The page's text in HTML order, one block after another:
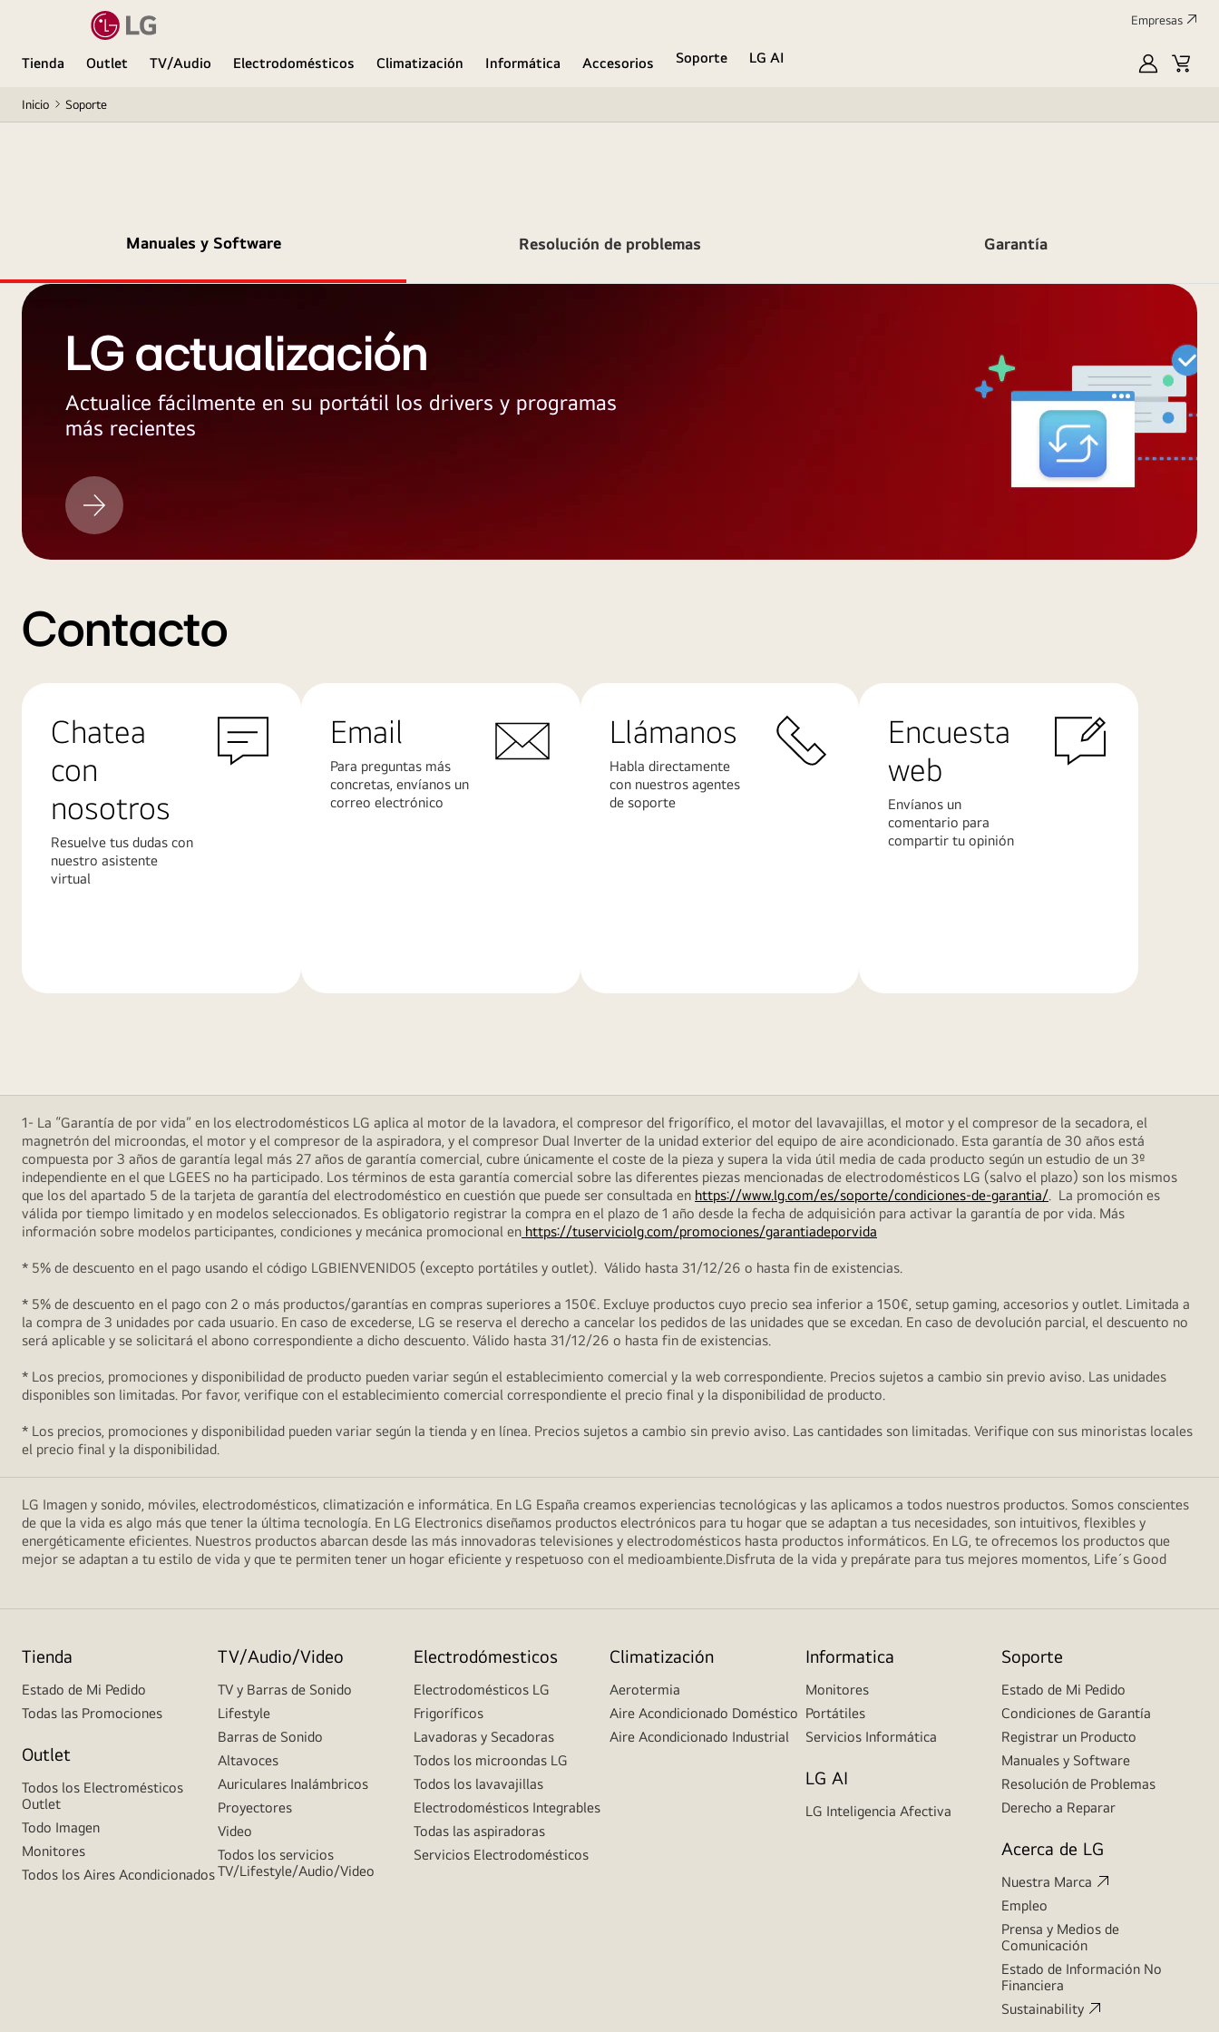
Empresas
Tienda Outlet TV/Audio Electrodomésticos Climatización Informática Accesorios Soporte
LG AI
MyLG
Inicio Soporte
Manuales y Software Resolución de problemas Garantía
LG actualización
Actualice fácilmente en su portátil los drivers y programas
más recientes
LG
actualización
Contacto
Chatea
con
nosotros
Resuelve tus dudas con
nuestro asistente
virtual
Email
Para preguntas más
concretas, envíanos un
correo electrónico
Llámanos
Habla directamente
con nuestros agentes
de soporte
Encuesta
web
Envíanos un
comentario para
compartir tu opinión
1- La “Garantía de por vida” en los electrodomésticos LG aplica al motor de la lavadora, el compresor del frigorífico, el motor del lavavajillas, el motor y el compresor de la secadora, el
magnetrón del microondas, el motor y el compresor de la aspiradora, y el compresor Dual Inverter de la unidad exterior del equipo de aire acondicionado. Esta garantía de 30 años está
compuesta por 3 años de garantía legal más 27 años de garantía comercial, cubre únicamente el coste de la pieza y supera la vida útil media de cada producto según un estudio de un 3º
independiente en el que LGEES no ha participado. Los términos de esta garantía comercial sobre las diferentes piezas mencionadas de electrodomésticos LG (salvo el plazo) son los mismos
que los del apartado 5 de la tarjeta de garantía del electrodoméstico en cuestión que puede ser consultada en https://www.lg.com/es/soporte/condiciones-de-garantia/. La promoción es
válida por tiempo limitado y en modelos seleccionados. Es obligatorio registrar la compra en el plazo de 1 año desde la fecha de adquisición para activar la garantía de por vida. Más
información sobre modelos participantes, condiciones y mecánica promocional en https://tuserviciolg.com/promociones/garantiadeporvida
* 5% de descuento en el pago usando el código LGBIENVENIDO5 (excepto portátiles y outlet). Válido hasta 31/12/26 o hasta fin de existencias.
* 5% de descuento en el pago con 2 o más productos/garantías en compras superiores a 150€. Excluye productos cuyo precio sea inferior a 150€, setup gaming, accesorios y outlet. Limitada a
la compra de 3 unidades por cada usuario. En caso de excederse, LG se reserva el derecho a cancelar los pedidos de las unidades que se excedan. En caso de devolución parcial, el descuento no
será aplicable y se solicitará el abono correspondiente a dicho descuento. Válido hasta 31/12/26 o hasta fin de existencias.
* Los precios, promociones y disponibilidad de producto pueden variar según el establecimiento comercial y la web correspondiente. Precios sujetos a cambio sin previo aviso. Las unidades
disponibles son limitadas. Por favor, verifique con el establecimiento comercial correspondiente el precio final y la disponibilidad de producto.
* Los precios, promociones y disponibilidad pueden variar según la tienda y en línea. Precios sujetos a cambio sin previo aviso. Las cantidades son limitadas. Verifique con sus minoristas locales
el precio final y la disponibilidad.
LG Imagen y sonido, móviles, electrodomésticos, climatización e informática. En LG España creamos experiencias tecnológicas y las aplicamos a todos nuestros productos. Somos conscientes
de que la vida es algo más que tener la última tecnología. En LG Electronics diseñamos productos electrónicos para tu hogar que se adaptan a tus necesidades, son intuitivos, flexibles y
energéticamente eficientes. Nuestros productos abarcan desde las más innovadoras televisiones y electrodomésticos hasta productos informáticos. En LG, te ofrecemos los productos que
mejor se adaptan a tu estilo de vida y que te permiten tener un hogar eficiente y respetuoso con el medioambiente.Disfruta de la vida y prepárate para tus mejores momentos, Life´s Good
Tienda
Estado de Mi Pedido
Todas las Promociones
Outlet
Todos los Electromésticos
Outlet
Todo Imagen
Monitores
Todos los Aires Acondicionados
TV/Audio/Video
TV y Barras de Sonido
Lifestyle
Barras de Sonido
Altavoces
Auriculares Inalámbricos
Proyectores
Video
Todos los servicios
TV/Lifestyle/Audio/Video
Electrodómesticos
Electrodomésticos LG
Frigoríficos
Lavadoras y Secadoras
Todos los microondas LG
Todos los lavavajillas
Electrodomésticos Integrables
Todas las aspiradoras
Servicios Electrodomésticos
Climatización
Aerotermia
Aire Acondicionado Doméstico
Aire Acondicionado Industrial
Informatica
Monitores
Portátiles
Servicios Informática
LG AI
LG Inteligencia Afectiva
Soporte
Estado de Mi Pedido
Condiciones de Garantía
Registrar un Producto
Manuales y Software
Resolución de Problemas
Derecho a Reparar
Acerca de LG
Nuestra Marca
Empleo
Prensa y Medios de
Comunicación
Estado de Información No
Financiera
Sustainability